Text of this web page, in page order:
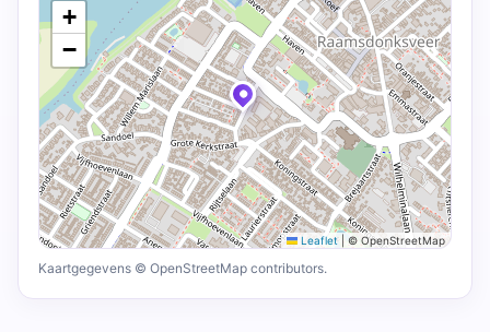
+
−
Leaflet © OpenStreetMap
Kaartgegevens © OpenStreetMap contributors.